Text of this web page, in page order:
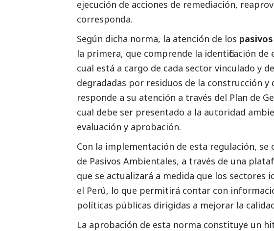
ejecución de acciones de remediación,
corresponda.
Según dicha norma, la atención de los
la primera, que comprende la identificación de
cual está a cargo de cada sector vinculado y
degradadas por residuos de la construcción y
responde a su atención a través del Plan de
cual debe ser presentado a la autoridad
evaluación y aprobación.
Con la implementación de esta regulación,
de Pasivos Ambientales, a través de una
que se actualizará a medida que los sectores
el Perú, lo que permitirá contar con
políticas públicas dirigidas a mejorar la
La aprobación de esta norma constituye un